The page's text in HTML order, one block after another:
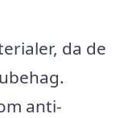
da de
anti-